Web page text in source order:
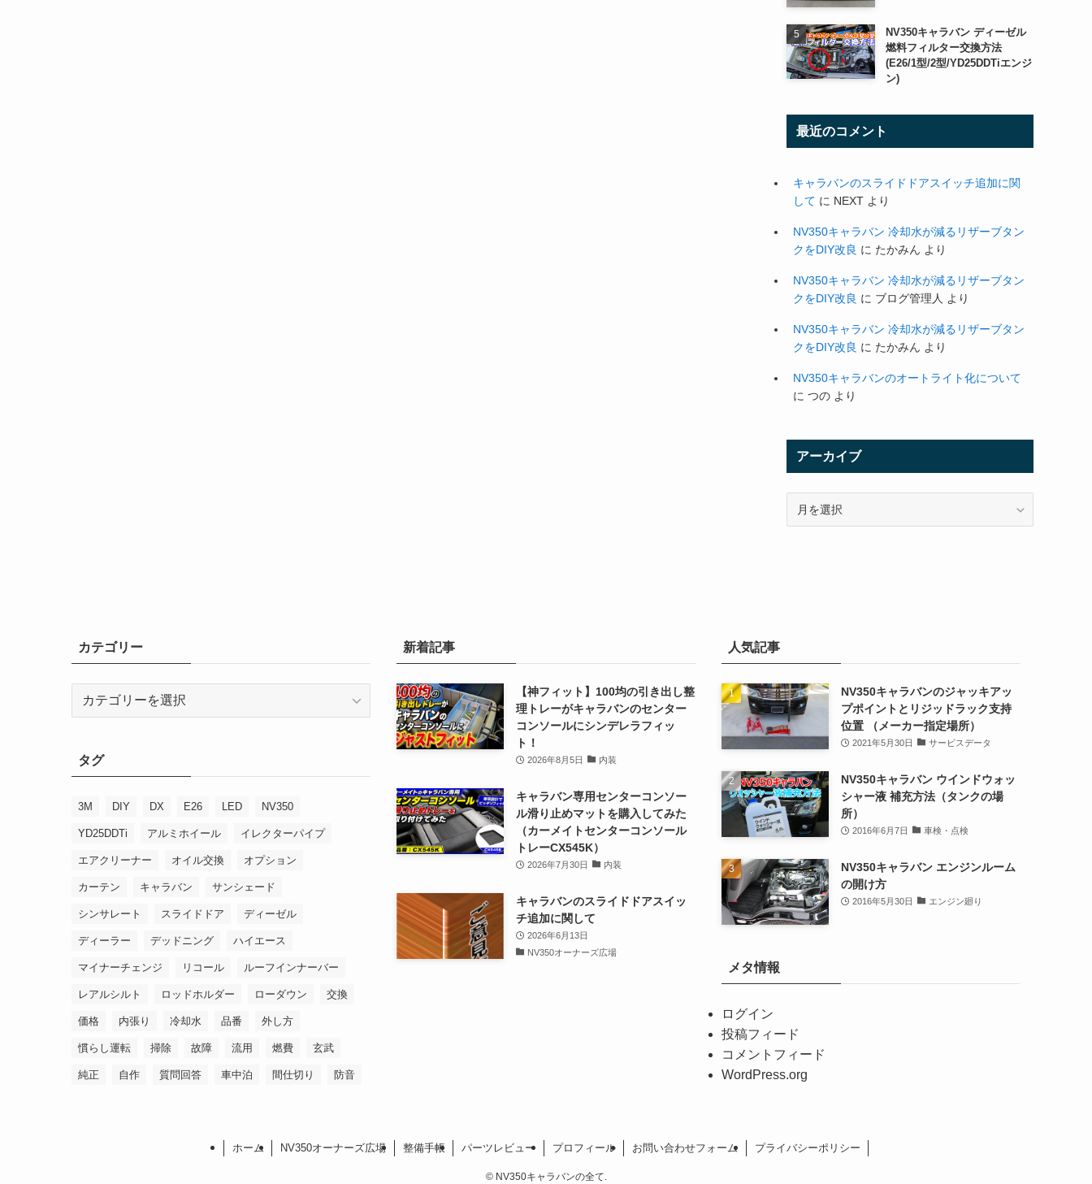
NV350キャラバン ディーゼル
燃料フィルター交換方法
(E26/1型/2型/YD25DDTiエンジ
ン)
最近のコメント
キャラバンのスライドドアスイッチ追加に関
して に NEXT より
NV350キャラバン 冷却水が減るリザーブタン
クをDIY改良 に たかみん より
NV350キャラバン 冷却水が減るリザーブタン
クをDIY改良 に ブログ管理人 より
NV350キャラバン 冷却水が減るリザーブタン
クをDIY改良 に たかみん より
NV350キャラバンのオートライト化について
に つの より
アーカイブ
カテゴリー
リ
ー
タグ
3M DIY DX E26 LED NV350
YD25DDTi アルミホイール イレクターパイプ
エアクリーナー オイル交換 オプション
カーテン キャラバン サンシェード
シンサレート スライドドア ディーゼル
ディーラー デッドニング ハイエース
マイナーチェンジ リコール ルーフインナーバー
レアルシルト ロッドホルダー ローダウン 交換
価格 内張り 冷却水 品番 外し方
慣らし運転 掃除 故障 流用 燃費 玄武
純正 自作 質問回答 車中泊 間仕切り 防音
新着記事
【神フィット】100均の引き出し整
理トレーがキャラバンのセンター
コンソールにシンデレラフィッ
ト！
2026年8月5日 内装
キャラバン専用センターコンソー
ル滑り止めマットを購入してみた
（カーメイトセンターコンソール
トレーCX545K）
2026年7月30日 内装
キャラバンのスライドドアスイッ
チ追加に関して
2026年6月13日
NV350オーナーズ広場
人気記事
NV350キャラバンのジャッキアッ
プポイントとリジッドラック支持
位置 （メーカー指定場所）
2021年5月30日 サービスデータ
NV350キャラバン ウインドウォッ
シャー液 補充方法（タンクの場
所）
2016年6月7日 車検・点検
NV350キャラバン エンジンルーム
の開け方
2016年5月30日 エンジン廻り
メタ情報
ログイン
投稿フィード
コメントフィード
WordPress.org
ホーム NV350オーナーズ広場 整備手帳 パーツレビュー プロフィール お問い合わせフォーム プライバシーポリシー
©NV350キャラバンの全て.